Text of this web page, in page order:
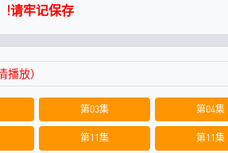
!请牢记保存
播放）
第03集 第04集
第11集 第11集